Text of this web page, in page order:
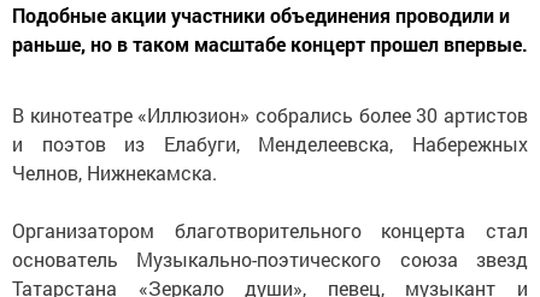
Подобные акции участники объединения проводили и
раньше, но в таком масштабе концерт прошел впервые.
В кинотеатре «Иллюзион» собрались более 30 артистов
и поэтов из Елабуги, Менделеевска, Набережных
Челнов, Нижнекамска.
Организатором благотворительного концерта стал
основатель Музыкально-поэтического союза звезд
Татарстана «Зеркало души», певец, музыкант и